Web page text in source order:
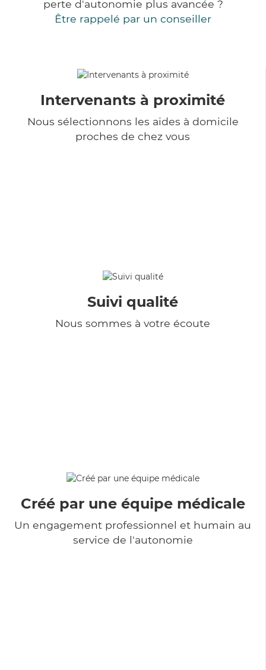
perte d'autonomie plus avancée ?
Être rappelé par un conseiller
Intervenants à proximité
Nous sélectionnons les aides à domicile
proches de chez vous
Suivi qualité
Nous sommes à votre écoute
Créé par une équipe médicale
Un engagement professionnel et humain au
service de l'autonomie